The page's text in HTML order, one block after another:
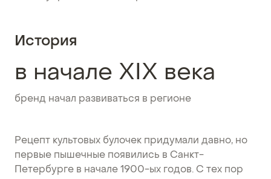
История
в начале ХIХ века
бренд начал развиваться в регионе
Рецепт культовых булочек придумали давно, но
первые пышечные появились в Санкт-
Петербурге в начале 1900-ых годов. С тех пор